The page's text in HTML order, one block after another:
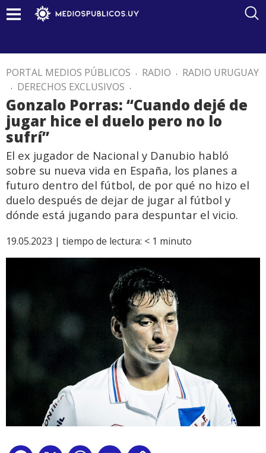
PORTAL MEDIOS PÚBLICOS . RADIO . RADIO URUGUAY
. DERECHOS EXCLUSIVOS .
Gonzalo Porras: “Cuando dejé de
jugar hice el duelo pero no lo
sufrí”
El ex jugador de Nacional y Danubio habló
sobre su nueva vida en España, los planes a
futuro dentro del fútbol, de por qué no hizo el
duelo después de dejar de jugar al fútbol y
dónde está jugando para despuntar el vicio.
19.05.2023 | tiempo de lectura: < 1 minuto